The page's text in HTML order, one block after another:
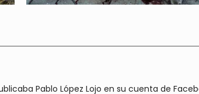
Pablo López Lojo en su cuenta de